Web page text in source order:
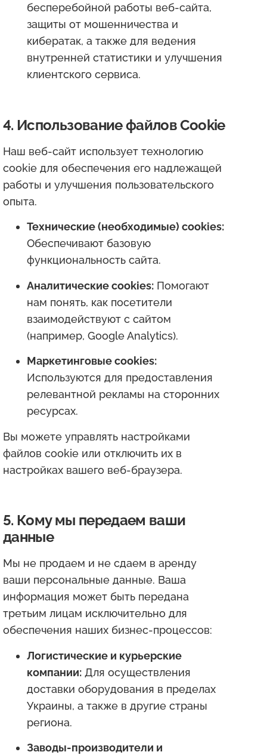
бесперебойной работы веб-сайта,
защиты от мошенничества и
кибератак, а также для ведения
внутренней статистики и улучшения
клиентского сервиса.
4. Использование файлов Cookie
Наш веб-сайт использует технологию
cookie для обеспечения его надлежащей
работы и улучшения пользовательского
опыта.
Технические (необходимые) cookies:
Обеспечивают базовую
функциональность сайта.
Аналитические cookies: Помогают
нам понять, как посетители
взаимодействуют с сайтом
(например, Google Analytics).
Маркетинговые cookies:
Используются для предоставления
релевантной рекламы на сторонних
ресурсах.
Вы можете управлять настройками
файлов cookie или отключить их в
настройках вашего веб-браузера.
5. Кому мы передаем ваши
данные
Мы не продаем и не сдаем в аренду
ваши персональные данные. Ваша
информация может быть передана
третьим лицам исключительно для
обеспечения наших бизнес-процессов:
Логистические и курьерские
компании: Для осуществления
доставки оборудования в пределах
Украины, а также в другие страны
региона.
Заводы-производители и